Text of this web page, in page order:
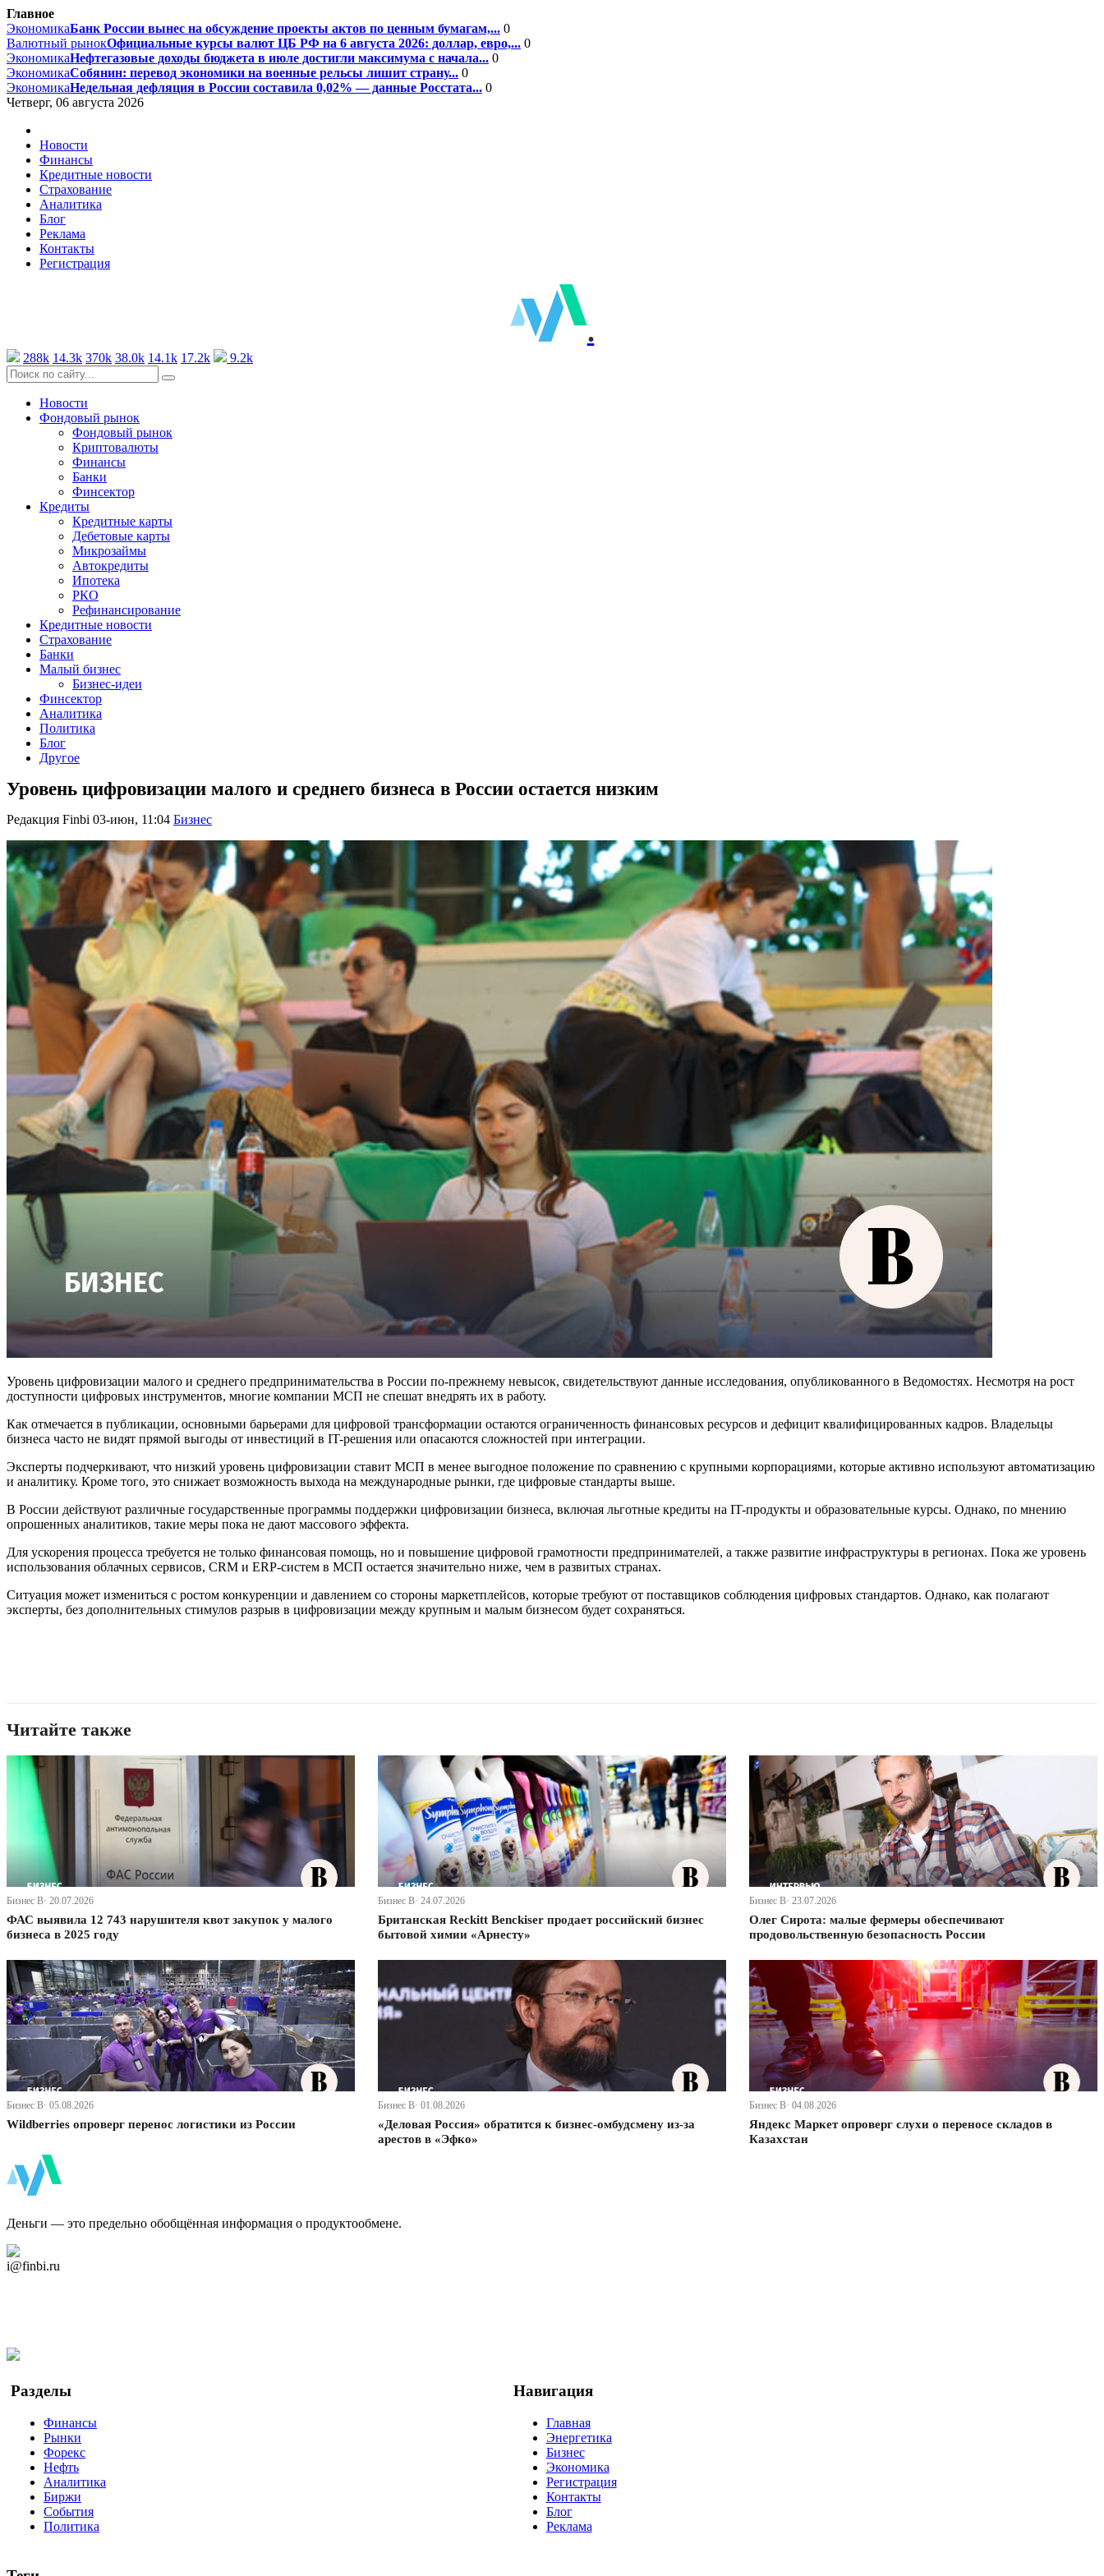
Главное
ЭкономикаБанк России вынес на обсуждение проекты актов по ценным бумагам,... 0
Валютный рынокОфициальные курсы валют ЦБ РФ на 6 августа 2026: доллар, евро,... 0
ЭкономикаНефтегазовые доходы бюджета в июле достигли максимума с начала... 0
ЭкономикаСобянин: перевод экономики на военные рельсы лишит страну... 0
ЭкономикаНедельная дефляция в России составила 0,02% — данные Росстата... 0
Четверг, 06 августа 2026
Новости
Финансы
Кредитные новости
Страхование
Аналитика
Блог
Реклама
Контакты
Регистрация
.
288k 14.3k 370k 38.0k 14.1k 17.2k 9.2k
Новости
Фондовый рынок
Фондовый рынок
Криптовалюты
Финансы
Банки
Финсектор
Кредиты
Кредитные карты
Дебетовые карты
Микрозаймы
Автокредиты
Ипотека
РКО
Рефинансирование
Кредитные новости
Страхование
Банки
Малый бизнес
Бизнес-идеи
Финсектор
Аналитика
Политика
Блог
Другое
Уровень цифровизации малого и среднего бизнеса в России остается низким
Редакция Finbi 03-июн, 11:04 Бизнес
Уровень цифровизации малого и среднего предпринимательства в России по-прежнему невысок, свидетельствуют данные исследования, опубликованного в Ведомостях. Несмотря на рост
доступности цифровых инструментов, многие компании МСП не спешат внедрять их в работу.
Как отмечается в публикации, основными барьерами для цифровой трансформации остаются ограниченность финансовых ресурсов и дефицит квалифицированных кадров. Владельцы
бизнеса часто не видят прямой выгоды от инвестиций в IT-решения или опасаются сложностей при интеграции.
Эксперты подчеркивают, что низкий уровень цифровизации ставит МСП в менее выгодное положение по сравнению с крупными корпорациями, которые активно используют автоматизацию
и аналитику. Кроме того, это снижает возможность выхода на международные рынки, где цифровые стандарты выше.
В России действуют различные государственные программы поддержки цифровизации бизнеса, включая льготные кредиты на IT-продукты и образовательные курсы. Однако, по мнению
опрошенных аналитиков, такие меры пока не дают массового эффекта.
Для ускорения процесса требуется не только финансовая помощь, но и повышение цифровой грамотности предпринимателей, а также развитие инфраструктуры в регионах. Пока же уровень
использования облачных сервисов, CRM и ERP-систем в МСП остается значительно ниже, чем в развитых странах.
Ситуация может измениться с ростом конкуренции и давлением со стороны маркетплейсов, которые требуют от поставщиков соблюдения цифровых стандартов. Однако, как полагают
эксперты, без дополнительных стимулов разрыв в цифровизации между крупным и малым бизнесом будет сохраняться.
Читайте также
Бизнес В· 20.07.2026
ФАС выявила 12 743 нарушителя квот закупок у малого
бизнеса в 2025 году
Бизнес В· 24.07.2026
Британская Reckitt Benckiser продает российский бизнес
бытовой химии «Арнесту»
Бизнес В· 23.07.2026
Олег Сирота: малые фермеры обеспечивают
продовольственную безопасность России
Бизнес В· 05.08.2026
Wildberries опроверг перенос логистики из России
Бизнес В· 01.08.2026
«Деловая Россия» обратится к бизнес-омбудсмену из-за
арестов в «Эфко»
Бизнес В· 04.08.2026
Яндекс Маркет опроверг слухи о переносе складов в
Казахстан
Деньги — это предельно обобщённая информация о продуктообмене.
i@finbi.ru
Разделы
Финансы
Рынки
Форекс
Нефть
Аналитика
Биржи
События
Политика
Навигация
Главная
Энергетика
Бизнес
Экономика
Регистрация
Контакты
Блог
Реклама